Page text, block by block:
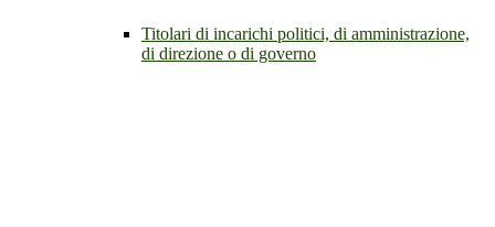
Titolari di incarichi politici, di amministrazione,
di direzione o di governo